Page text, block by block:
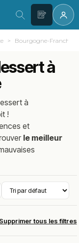
Bourgogne-Franche-
à
à
!
et
le meilleur
Supprimer tous les filtres